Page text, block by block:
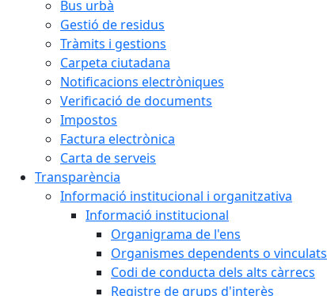
Bus urbà
Gestió de residus
Tràmits i gestions
Carpeta ciutadana
Notificacions electròniques
Verificació de documents
Impostos
Factura electrònica
Carta de serveis
Transparència
Informació institucional i organitzativa
Informació institucional
Organigrama de l'ens
Organismes dependents o vinculats
Codi de conducta dels alts càrrecs
Registre de grups d'interès